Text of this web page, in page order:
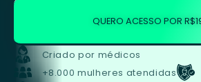
QUERO ACESSO POR
Criado por médicos
+8.000 mulheres atendidas